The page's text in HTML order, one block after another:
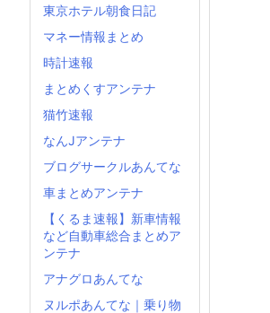
東京ホテル朝食日記
マネー情報まとめ
時計速報
まとめくすアンテナ
猫竹速報
なんJアンテナ
ブログサークルあんてな
車まとめアンテナ
【くるま速報】新車情報
など自動車総合まとめア
ンテナ
アナグロあんてな
ヌルポあんてな｜乗り物